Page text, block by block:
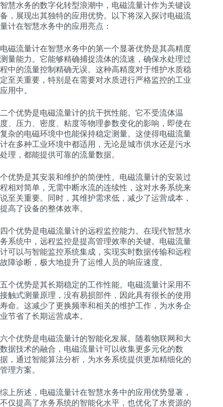
智慧水务的数字化转型浪潮中，电磁流量计作为关键设
备，展现出其独特的应用优势。以下将深入探讨电磁流
量计在智慧水务中的应用亮点：
电磁流量计在智慧水务中的第一个显著优势是其高精度
测量能力。它能够精确捕捉流体的流速，确保水处理过
程中的流量控制精确无误。这种高精度对于维护水质稳
定至关重要，特别是在需要对水质进行严格监控的工业
应用中。
二个优势是电磁流量计的抗干扰性能。它不受流体温
度、压力、密度、粘度等物理参数变化的影响，即使在
复杂的电磁环境中也能保持稳定测量。这使得电磁流量
计在多种工业环境中都适用，无论是城市供水还是污水
处理，都能提供可靠的流量数据。
个优势是其安装和维护的简便性。电磁流量计的安装过
程相对简单，无需中断水流的连续性，这对水务系统来
说至关重要。同时，其维护需求低，减少了运营成本，
提高了设备的整体效率。
四个优势是电磁流量计的远程监控能力。在现代智慧水
务系统中，远程监控是提高管理效率的关键。电磁流量
计可以与智能监控系统集成，实现实时数据传输和远程
故障诊断，极大地提升了运维人员的响应速度。
五个优势是其长期稳定的工作性能。电磁流量计采用不
接触式测量原理，没有易损部件，因此具有很长的使用
寿命。这减少了更换频率和相关的维护工作，为水务企
业节省了长期运营成本。
六个优势是电磁流量计的智能化发展。随着物联网和大
数据技术的融合，电磁流量计可以收集更多元化的数
据，通过智能算法分析，为水务系统提供更加精细化的
管理方案。
综上所述，电磁流量计在智慧水务中的应用优势显著，
不仅提高了水务系统的智能化水平，也优化了水资源的